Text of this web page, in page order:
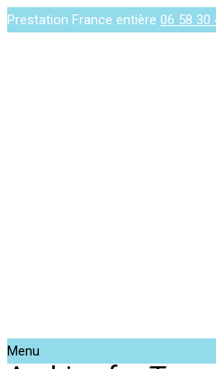
Prestation France entière 06 58 30
Menu